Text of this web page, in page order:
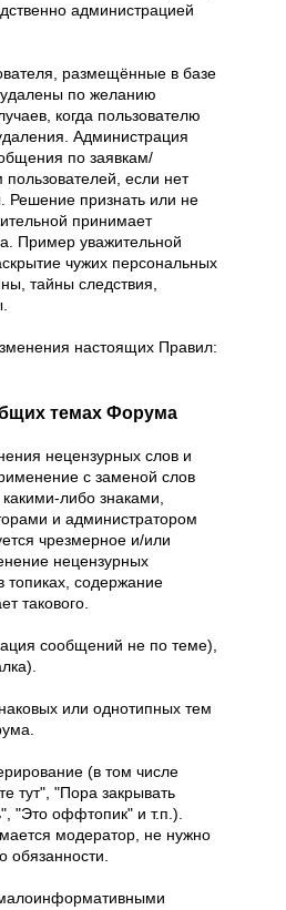
администрацией
размещённые в базе
по желанию
когда пользователю
Администрация
по заявкам/
если нет
Решение признать или не
принимает
Пример уважительной
чужих персональных
тайны следствия,
настоящих Правил:
темах Форума
нецензурных слов и
с заменой слов
либо знаками,
и администратором
чрезмерное и/или
нецензурных
топиках, содержание
такового.
сообщений не по теме),
или однотипных тем
(в том числе
тут", "Пора закрывать
"Это оффтопик" и т.п.).
модератор, не нужно
обязанности.